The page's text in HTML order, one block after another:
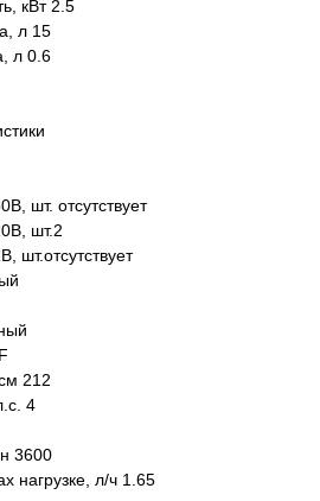
кВт 2.5
л 15
л 0.6
шт. отсутствует
шт.2
шт.отсутствует
212
4
3600
нагрузке, л/ч 1.65